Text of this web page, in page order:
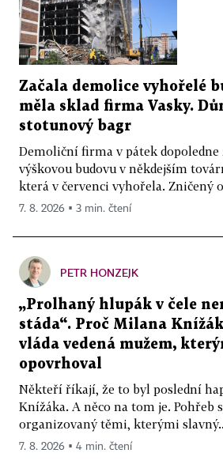
Začala demolice vyhořelé
měla sklad firma Vasky.
stotunový bagr
Demoliční firma v pátek dopoledne
výškovou budovu v někdejším
která v červenci vyhořela. Zničený
7. 8. 2026 ▪ 3 min. čtení
PETR HONZEJK
„Prolhaný hlupák v čele
stáda“. Proč Milana
vláda vedená mužem,
opovrhoval
Někteří říkají, že to byl poslední
Knížáka. A něco na tom je. Pohřeb
organizovaný těmi, kterými
7. 8. 2026 ▪ 4 min. čtení